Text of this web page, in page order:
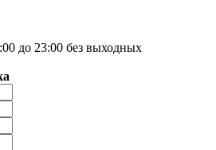
до 23:00 без выходных